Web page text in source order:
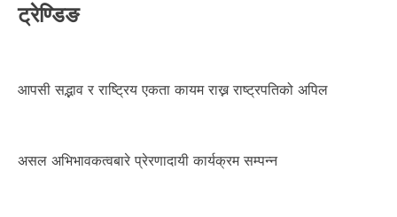
ट्रेण्डिङ
आपसी सद्भाव र राष्ट्रिय एकता कायम राख्न राष्ट्रपतिको अपिल
असल अभिभावकत्वबारे प्रेरणादायी कार्यक्रम सम्पन्न